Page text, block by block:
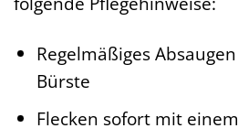
Regelmäßiges
Bürste
Flecken sofort mit